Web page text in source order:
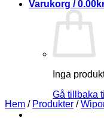
Varukorg /0.00
Inga
Gå tillbaka
Hem / Produkter /